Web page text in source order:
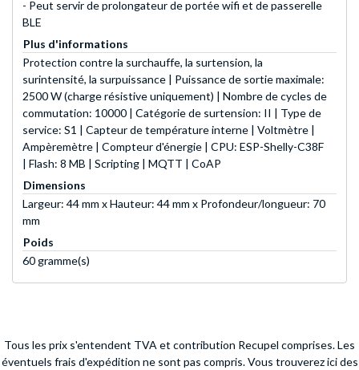
- Peut servir de prolongateur de portée wifi et de passerelle
BLE
Plus d'informations
Protection contre la surchauffe, la surtension, la
surintensité, la surpuissance | Puissance de sortie maximale:
2500 W (charge résistive uniquement) | Nombre de cycles de
commutation: 10000 | Catégorie de surtension: II | Type de
service: S1 | Capteur de température interne | Voltmètre |
Ampèremètre | Compteur d'énergie | CPU: ESP-Shelly-C38F
| Flash: 8 MB | Scripting | MQTT | CoAP
Dimensions
Largeur: 44 mm x Hauteur: 44 mm x Profondeur/longueur: 70
mm
Poids
60 gramme(s)
Tous les prix s'entendent TVA et contribution Recupel comprises. Les
éventuels frais d'expédition ne sont pas compris. Vous trouverez ici des